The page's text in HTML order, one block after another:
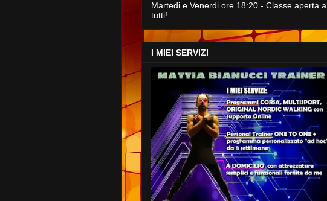
Martedi e Venerdi ore 18:20 - Classe aperta a
tutti!
I MIEI SERVIZI